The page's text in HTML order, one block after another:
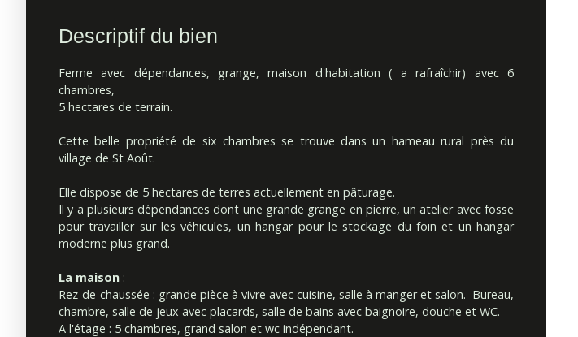
Descriptif du bien
Ferme avec dépendances, grange, maison d'habitation ( a rafraîchir) avec 6
chambres,
5 hectares de terrain.
Cette belle propriété de six chambres se trouve dans un hameau rural près du
village de St Août.
Elle dispose de 5 hectares de terres actuellement en pâturage.
Il y a plusieurs dépendances dont une grande grange en pierre, un atelier avec fosse
pour travailler sur les véhicules, un hangar pour le stockage du foin et un hangar
moderne plus grand.
La maison :
Rez-de-chaussée : grande pièce à vivre avec cuisine, salle à manger et salon. Bureau,
chambre, salle de jeux avec placards, salle de bains avec baignoire, douche et WC.
A l'étage : 5 chambres, grand salon et wc indépendant.